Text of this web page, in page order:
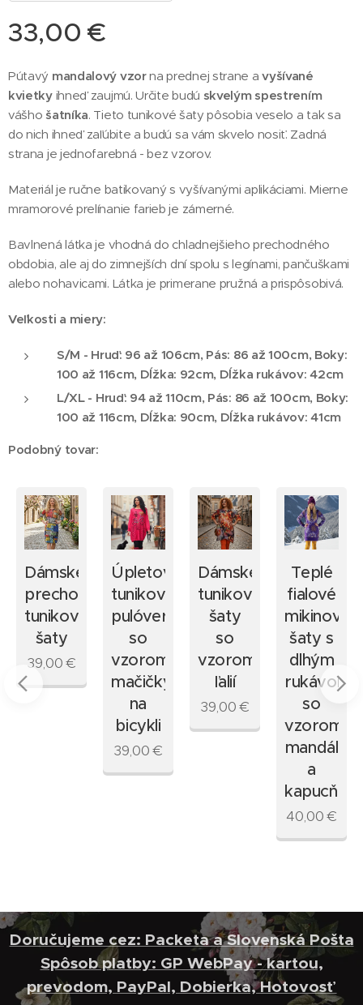
33,00 €
Pútavý mandalový vzorna prednej strane avyšívané
kvietkyihneď zaujmú. Určite budú skvelým spestrením
vášho šatníka. Tieto tunikové šaty pôsobia veselo a tak sa
do nich ihneď zaľúbite a budú sa vám skvelo nosiť. Zadná
strana je jednofarebná - bez vzorov.
Materiál je ručne batikovaný s vyšívanými aplikáciami. Mierne
mramorové prelínanie farieb je zámerné.
Bavlnená látka je vhodná do chladnejšieho prechodného
obdobia, ale aj do zimnejších dní spolu s legínami, pančuškami
alebo nohavicami. Látka je primerane pružná a prispôsobivá.
Veľkosti a miery:
S/M - Hruď: 96 až 106cm, Pás: 86 až 100cm, Boky:
100 až 116cm, Dĺžka: 92cm, Dĺžka rukávov: 42cm
L/XL - Hruď: 94 až 110cm, Pás: 86 až 100cm, Boky:
100 až 116cm, Dĺžka: 90cm, Dĺžka rukávov: 41cm
Podobný tovar:
Dámske
prechodné
tunikové
šaty
39,00€
Úpletový
tunikový
pulóver
so
vzorom
mačičky
na
bicykli
39,00€
Dámske
tunikové
šaty
so
vzorom
ľalií
39,00€
Teplé
fialové
mikinové
šaty s
dlhým
rukávom
so
vzorom
mandál
a
kapucňou
40,00€
Doručujeme cez: Packeta a Slovenská Pošta
Spôsob platby: GP WebPay - kartou,
prevodom, PayPal, Dobierka, Hotovosť